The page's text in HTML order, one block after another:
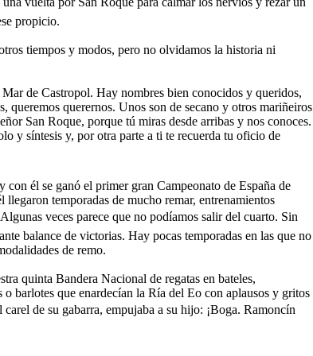
propicio.
tiempos y modos, pero no olvidamos la historia ni
de Castropol. Hay nombres bien conocidos y queridos,
queremos querernos. Unos son de secano y otros mariñeiros
San Roque, porque tú miras desde arribas y nos conoces.
y síntesis y, por otra parte a ti te recuerda tu oficio de
él se ganó el primer gran Campeonato de España de
temporadas de mucho remar, entrenamientos
veces parece que no podíamos salir del cuarto. Sin
balance de victorias. Hay pocas temporadas en las que no
de remo.
quinta Bandera Nacional de regatas en bateles,
o barlotes que enardecían la Ría del Eo con aplausos y gritos
de su gabarra, empujaba a su hijo: ¡Boga. Ramoncín